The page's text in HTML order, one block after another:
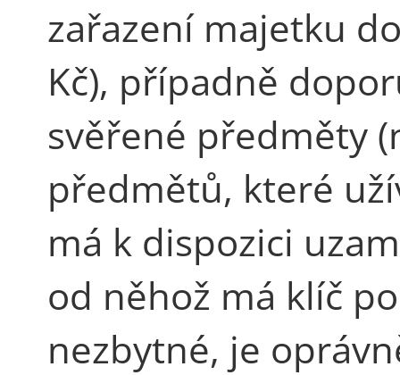
zařazení majetku
Kč), případně
svěřené předměty
předmětů, které
má k dispozici
od něhož má klíč
nezbytné, je